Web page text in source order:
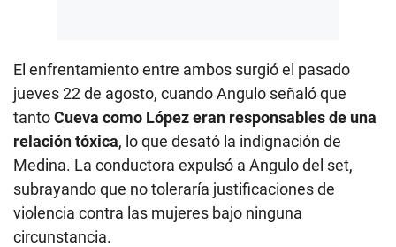
El enfrentamiento entre ambos surgió el pasado
jueves 22 de agosto, cuando Angulo señaló que
tantoCueva como Lópezeran responsables de una
relación tóxica, lo que desató la indignación de
Medina. La conductora expulsó a Angulo del set,
subrayando que no toleraría justificaciones de
violencia contra las mujeres bajo ninguna
circunstancia.